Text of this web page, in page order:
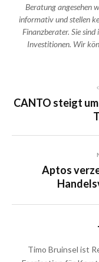
Beratung angesehen
informativ und stellen
Finanzberater. Sie
Investitionen. Wir
CANTO steigt
Aptos
Timo Bruinsel ist